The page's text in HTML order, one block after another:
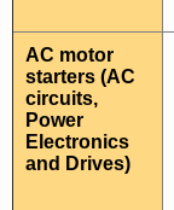
AC motor
starters (AC
circuits,
Power
Electronics
and Drives)